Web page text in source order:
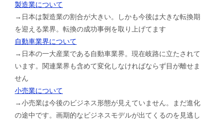
製造業について
→日本は製造業の割合が大きい。しかも今後は大きな転換期
を迎える業界。転換の成功事例を取り上げてます
自動車業界について
→日本の一大産業である自動車業界。現在岐路に立たされて
います。関連業界も含めて変化しなければならず目が離せま
せん
小売業について
→小売業は今後のビジネス形態が見えていません。まだ進化
の途中です。画期的なビジネスモデルが出てくるのを見逃し